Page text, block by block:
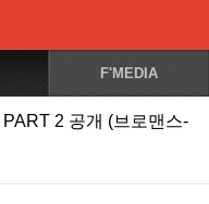
F'MEDIA
2 공개 (브로맨스-